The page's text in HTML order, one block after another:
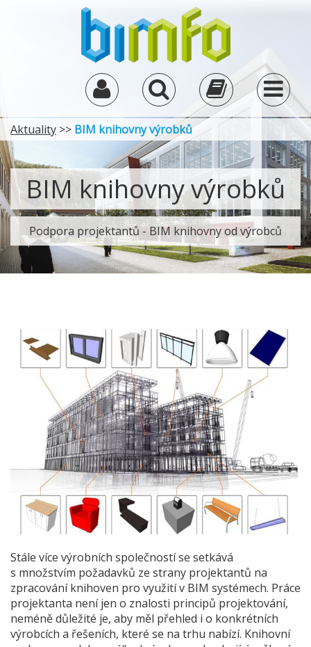
Aktuality >> BIM knihovny výrobků
BIM knihovny výrobků
Podpora projektantů - BIM knihovny od výrobců
Stále více výrobních společností se setkává
s množstvím požadavků ze strany projektantů na
zpracování knihoven pro využití v BIM systémech. Práce
projektanta není jen o znalosti principů projektování,
neméně důležité je, aby měl přehled i o konkrétních
výrobcích a řešeních, které se na trhu nabízí. Knihovní